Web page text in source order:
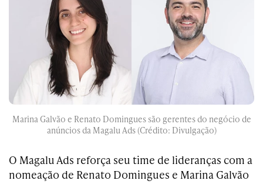
Marina Galvão e Renato Domingues são gerentes do negócio de
anúncios da Magalu Ads (Crédito: Divulgação)
O Magalu Ads reforça seu time de lideranças com a
nomeação de Renato Domingues e Marina Galvão